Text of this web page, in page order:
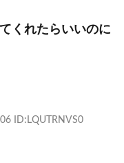
くれたらいいのに
ID:LQUTRNVS0